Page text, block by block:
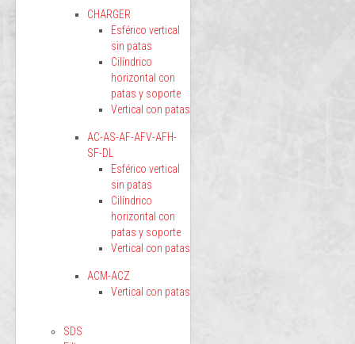
CHARGER
Esférico vertical
sin patas
Cilíndrico
horizontal con
patas y soporte
Vertical con patas
AC-AS-AF-AFV-AFH-
SF-DL
Esférico vertical
sin patas
Cilíndrico
horizontal con
patas y soporte
Vertical con patas
ACM-ACZ
Vertical con patas
SDS